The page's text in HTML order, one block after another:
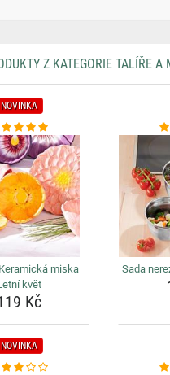
Z KATEGORIE TALÍŘE A
NOVINKA
miska
květ
Kč
Sada
NOVINKA